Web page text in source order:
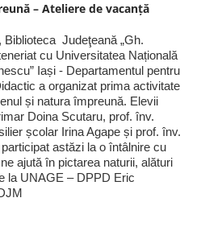
– Ateliere de vacanță
Biblioteca Judeţeană „Gh.
cu Universitatea Națională
Iași - Departamentul pentru
a organizat prima activitate
și natura împreună. Elevii
Doina Scutaru, prof. înv.
școlar Irina Agape și prof. înv.
astăzi la o întâlnire cu
ajută în pictarea naturii, alături
la UNAGE – DPPD Eric